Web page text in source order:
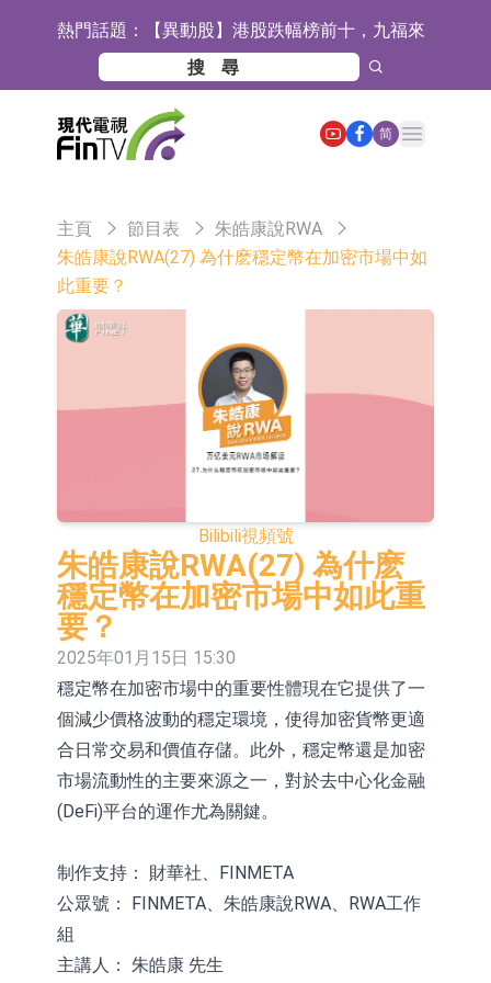
熱門話題： 【異動股】港股跌幅榜前十，九福來
(08611.HK)跌21.43%，天瑞汽車内飾
(06162.HK)跌18.44%
【異動股】港股漲幅榜前十，佳明集
團控股(01271.HK)漲+78.22%，拿森
科技(02261.HK)漲+64.11%
斯迪克：公司為國內摺疊屏核心功能
材料供應商
恒瑞醫藥：公司已在中國獲批上市26
目標客戶的測試認證
上期所：7月份對11個實際控制關系
江總部物業服務項目
亞太股份：公司是零跑汽車和
Stellantis集團的供應商
理工雷科面向邊緣AI場景推出"山
海"系列智算模組 系列產品基於國產
CPU與GPU構建
【異動股】醫療研發外包板塊拉升，
博騰股份(300363.CN)漲20.02%
日韓股市收盤雙雙下跌
場為主 並已取得歐美相關認證
上交所：財通多策略福鑫定期開放靈
活配置混合型發起式證券投資基金臨
時停牌
上交所：景順長城全球半導體芯片產
業股票型證券投資基金臨時停牌
【異動股】港股跌幅榜前十，卡森國
際(00496.HK)跌22.40%，九福來
(08611.HK)跌21.01%
【異動股】港股漲幅榜前十，拿森科
技(02261.HK)漲+75.05%，辰興發展
(02286.HK)漲+64.91%
神火股份：新疆神火鋁水轉化率已
100%
【異動股】焦炭Ⅲ板塊下挫，陝西黑
貓(601015.CN)跌8.38%
浙江證監局對財通證券股份有限公司
採取出具警示函措施
山金國際：港股上市工作正常推進中
简
Open main menu
主頁 節目表
朱皓康說RWA
朱皓康說RWA(27) 為什麽穩定幣在加密市場中如
此重要？
Bilibili視頻號
朱皓康說RWA(27) 為什麽
穩定幣在加密市場中如此重
要？
2025年01月15日 15:30
穩定幣在加密市場中的重要性體現在它提供了一
個減少價格波動的穩定環境，使得加密貨幣更適
合日常交易和價值存儲。此外，穩定幣還是加密
市場流動性的主要來源之一，對於去中心化金融
(DeFi)平台的運作尤為關鍵。
制作支持： 財華社、FINMETA
公眾號： FINMETA、朱皓康說RWA、RWA工作
組
主講人： 朱皓康 先生